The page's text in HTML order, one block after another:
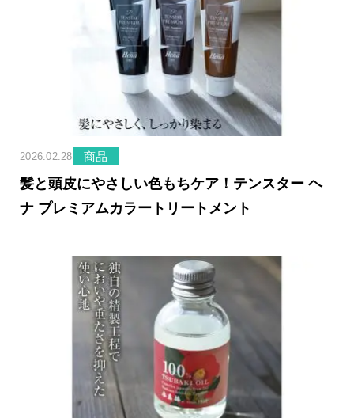
2026.02.28 商品
髪と頭皮にやさしい色もちケア！テンスター ヘ
ナ プレミアムカラートリートメント